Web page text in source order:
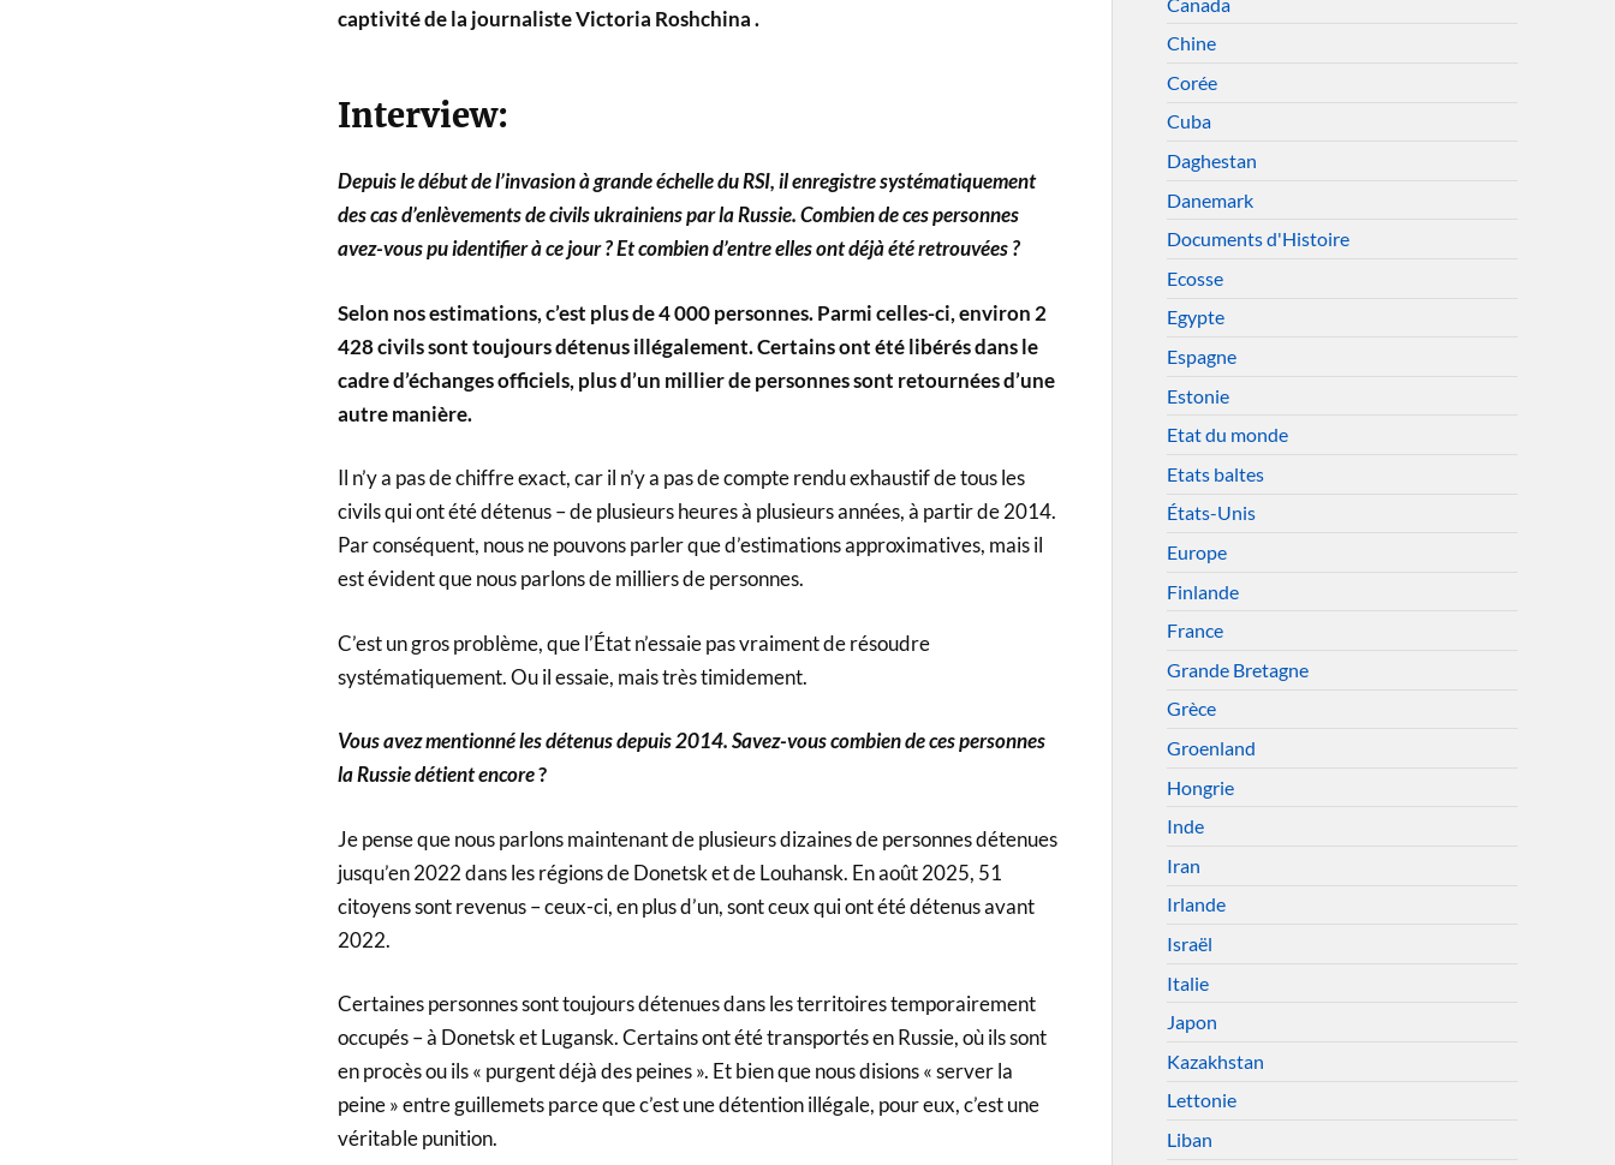
captivité de la journaliste Victoria Roshchina .
Interview:
Depuis le début de l’invasion à grande échelle du RSI, il enregistre systématiquement
des cas d’enlèvements de civils ukrainiens par la Russie. Combien de ces personnes
avez-vous pu identifier à ce jour ? Et combien d’entre elles ont déjà été retrouvées ?
Selon nos estimations, c’est plus de 4 000 personnes. Parmi celles-ci, environ 2
428 civils sont toujours détenus illégalement. Certains ont été libérés dans le
cadre d’échanges officiels, plus d’un millier de personnes sont retournées d’une
autre manière.
Il n’y a pas de chiffre exact, car il n’y a pas de compte rendu exhaustif de tous les
civils qui ont été détenus – de plusieurs heures à plusieurs années, à partir de 2014.
Par conséquent, nous ne pouvons parler que d’estimations approximatives, mais il
est évident que nous parlons de milliers de personnes.
C’est un gros problème, que l’État n’essaie pas vraiment de résoudre
systématiquement. Ou il essaie, mais très timidement.
Vous avez mentionné les détenus depuis 2014. Savez-vous combien de ces personnes
la Russie détient encore?
Je pense que nous parlons maintenant de plusieurs dizaines de personnes détenues
jusqu’en 2022 dans les régions de Donetsk et de Louhansk. En août 2025, 51
citoyens sont revenus – ceux-ci, en plus d’un, sont ceux qui ont été détenus avant
2022.
Certaines personnes sont toujours détenues dans les territoires temporairement
occupés – à Donetsk et Lugansk. Certains ont été transportés en Russie, où ils sont
en procès ou ils « purgent déjà des peines ». Et bien que nous disions « server la
peine » entre guillemets parce que c’est une détention illégale, pour eux, c’est une
véritable punition.
Chine
Corée
Cuba
Daghestan
Danemark
Documents d'Histoire
Ecosse
Egypte
Espagne
Estonie
Etat du monde
Etats baltes
États-Unis
Europe
Finlande
France
Grande Bretagne
Grèce
Groenland
Hongrie
Inde
Iran
Irlande
Israël
Italie
Japon
Kazakhstan
Lettonie
Liban